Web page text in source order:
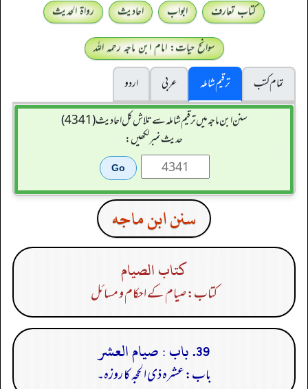
کتاب تعارف ابواب احادیث
رواۃ الحدیث
سوانح حیات: امام ابن ماجہ رحمہ اللہ
تمام کتب
ترقیم شاملہ عربی
اردو
سنن ابن ماجہ میں ترقیم شاملہ سے تلاش کل احادیث (4341)
حدیث نمبر لکھیں:
سنن ابن ماجه
كتاب الصيام
کتاب: صیام کے احکام و مسائل
39. باب : صيام العشر
باب: عشرہ ذی الحجہ کا روزہ۔